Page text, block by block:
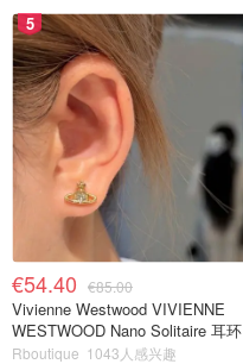
5
€54.40 €85.00
Vivienne Westwood VIVIENNE
WESTWOOD Nano Solitaire 耳环
Rboutique 1043人感兴趣